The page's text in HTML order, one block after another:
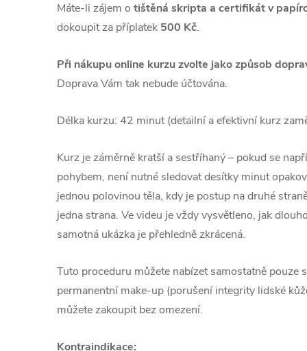
Máte-li zájem o tištěná skripta a certifikát v
dokoupit za příplatek 500 Kč.
Při nákupu online kurzu zvolte jako způsob
Doprava Vám tak nebude účtována.
Délka kurzu: 42 minut (detailní a efektivní kurz
Kurz je záměrně kratší a sestříhaný – pokud se
pohybem, není nutné sledovat desítky minut
jednou polovinou těla, kdy je postup na druhé
jedna strana. Ve videu je vždy vysvětleno, jak
samotná ukázka je přehledně zkrácená.
Tuto proceduru můžete nabízet samostatně pouze
permanentní make-up (porušení integrity lidské
můžete zakoupit bez omezení.
Kontraindikace: